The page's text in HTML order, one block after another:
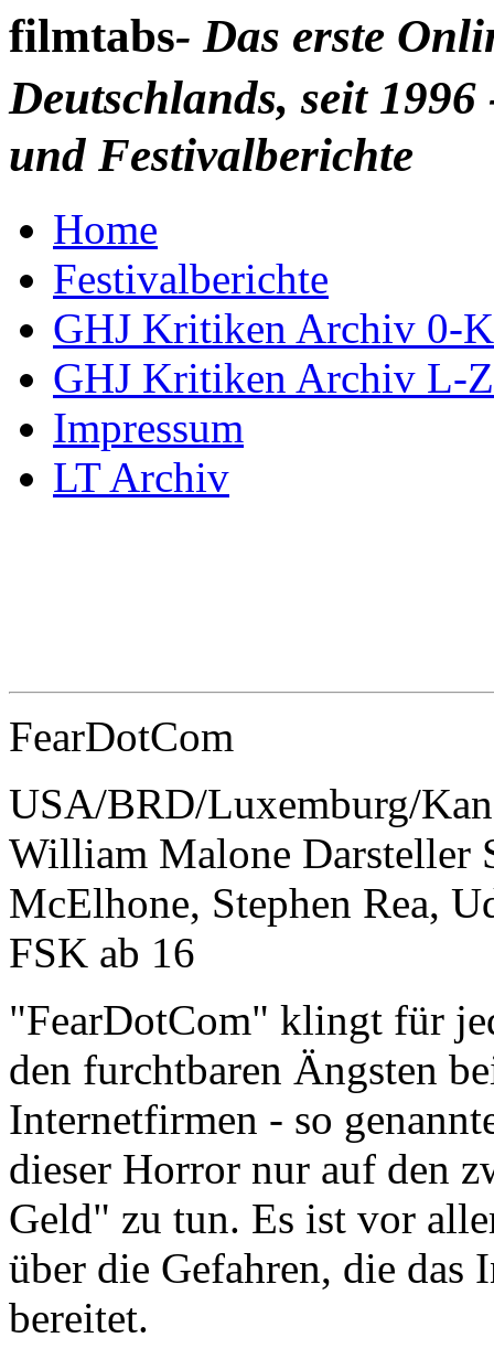
filmtabs- Das erste
Deutschlands, seit
und Festivalberichte
Home
Festivalberichte
GHJ Kritiken Archiv 0-K
GHJ Kritiken Archiv L-Z
Impressum
LT Archiv
FearDotCom
USA/BRD/Luxemburg/
William Malone Darsteller
McElhone, Stephen Rea,
FSK ab 16
"FearDotCom" klingt für
den furchtbaren Ängsten
Internetfirmen - so
dieser Horror nur auf den
Geld" zu tun. Es ist vor
über die Gefahren, die das
bereitet.